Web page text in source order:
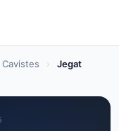
Cavistes ›
Jegat